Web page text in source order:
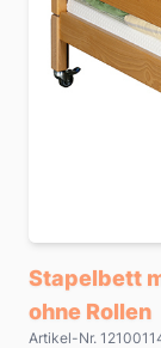
Stapelbett
ohne Rollen
Artikel-Nr.